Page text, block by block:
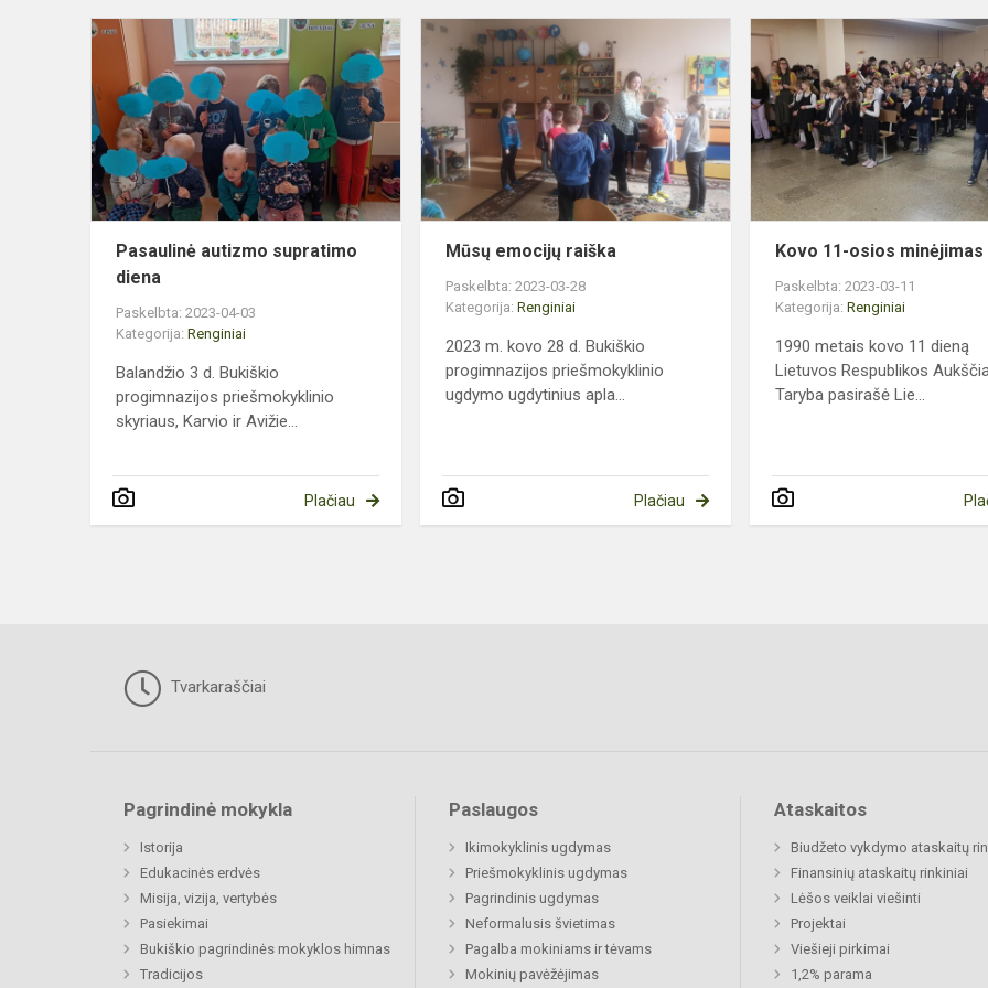
Pasaulinė
autizmo
supratimo
diena
Pasaulinė autizmo supratimo
diena
Paskelbta: 2023-04-03
Kategorija: Renginiai
Balandžio 3 d. Bukiškio
progimnazijos priešmokyklinio
skyriaus, Karvio ir Avižie...
Plačiau
Mūsų
emocijų
raiška
Mūsų emocijų raiška
Paskelbta: 2023-03-28
Kategorija:Renginiai
2023 m. kovo 28 d. Bukiškio
progimnazijos priešmokyklinio
ugdymo ugdytinius apla...
Plačiau
Kovo 11-osios minėjimas
Paskelbta: 2023-03-11
Kategorija:Renginiai
1990 metais kovo 11 dieną
Lietuvos Respublikos
Taryba pasirašė Lie...
Tvarkaraščiai
Pagrindinė mokykla
Istorija
Edukacinės erdvės
Misija, vizija, vertybės
Pasiekimai
Bukiškio pagrindinės mokyklos himnas
Tradicijos
Paslaugos
Ikimokyklinis ugdymas
Priešmokyklinis ugdymas
Pagrindinis ugdymas
Neformalusis švietimas
Pagalba mokiniams ir tėvams
Mokinių pavėžėjimas
Ataskaitos
Biudžeto vykdymo ataskaitų
Finansinių ataskaitų rinkiniai
Lėšos veiklai viešinti
Projektai
Viešieji pirkimai
1,2% parama